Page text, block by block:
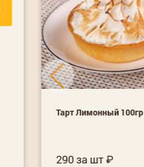
Тарт Лимонный 100гр
290 за шт